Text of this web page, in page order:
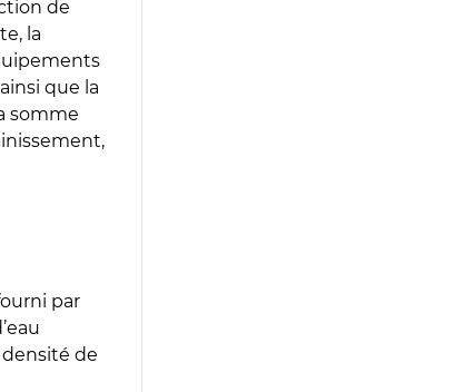
de
la
que la
somme
par
de